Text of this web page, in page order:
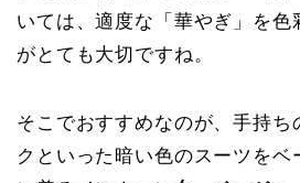
いては、適度な 「華やぎ」を
がとても大切ですね。
そこでおすすめなのが、手持ち
クといった暗い色のスーツをベ